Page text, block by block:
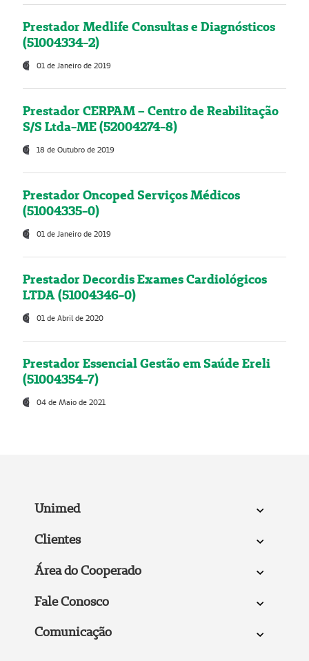
Prestador Medlife Consultas e Diagnósticos
(51004334-2)
01 de Janeiro de 2019
Prestador CERPAM – Centro de Reabilitação
S/S Ltda-ME (52004274-8)
18 de Outubro de 2019
Prestador Oncoped Serviços Médicos
(51004335-0)
01 de Janeiro de 2019
Prestador Decordis Exames Cardiológicos
LTDA (51004346-0)
01 de Abril de 2020
Prestador Essencial Gestão em Saúde Ereli
(51004354-7)
04 de Maio de 2021
Unimed
Clientes
Área do Cooperado
Fale Conosco
Comunicação